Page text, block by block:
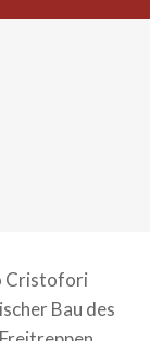
Cristofori
Bau des